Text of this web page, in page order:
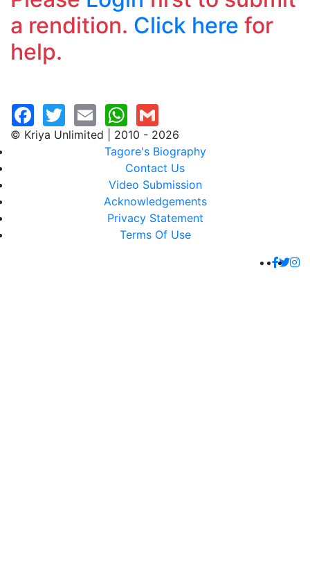
a rendition. Click here for
help.
© Kriya Unlimited | 2010 - 2026
Tagore's Biography
Contact Us
Video Submission
Acknowledgements
Privacy Statement
Terms Of Use